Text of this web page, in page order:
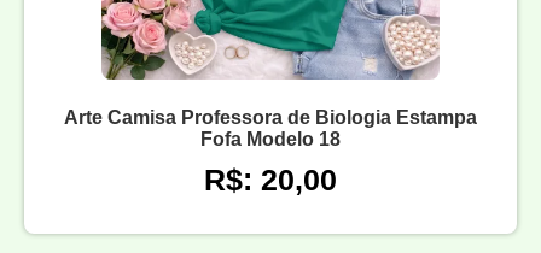
Arte Camisa Professora de Biologia Estampa
Fofa Modelo 18
R$: 20,00